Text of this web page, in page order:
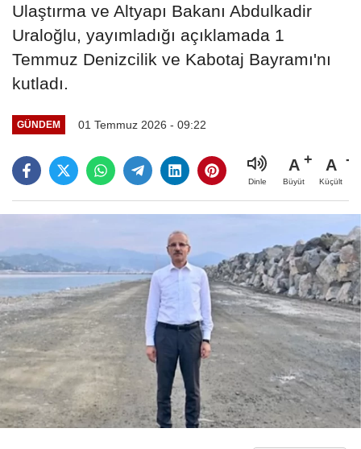
Ulaştırma ve Altyapı Bakanı Abdulkadir
Uraloğlu, yayımladığı açıklamada 1
Temmuz Denizcilik ve Kabotaj Bayramı'nı
kutladı.
GÜNDEM 01 Temmuz 2026 - 09:22
Dinle
A
Büyüt
A
Küçült